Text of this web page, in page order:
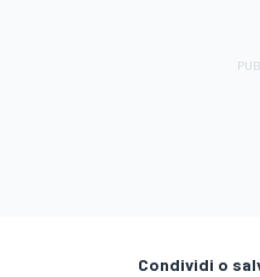
Condividi o